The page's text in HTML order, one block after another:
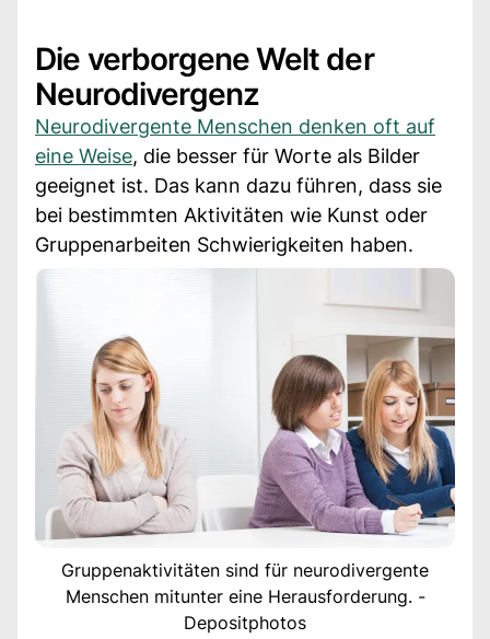
Die verborgene Welt der
Neurodivergenz
Neurodivergente Menschen denken oft auf
eine Weise, die besser für Worte als Bilder
geeignet ist. Das kann dazu führen, dass sie
bei bestimmten Aktivitäten wie Kunst oder
Gruppenarbeiten Schwierigkeiten haben.
Gruppenaktivitäten sind für neurodivergente
Menschen mitunter eine Herausforderung. -
Depositphotos